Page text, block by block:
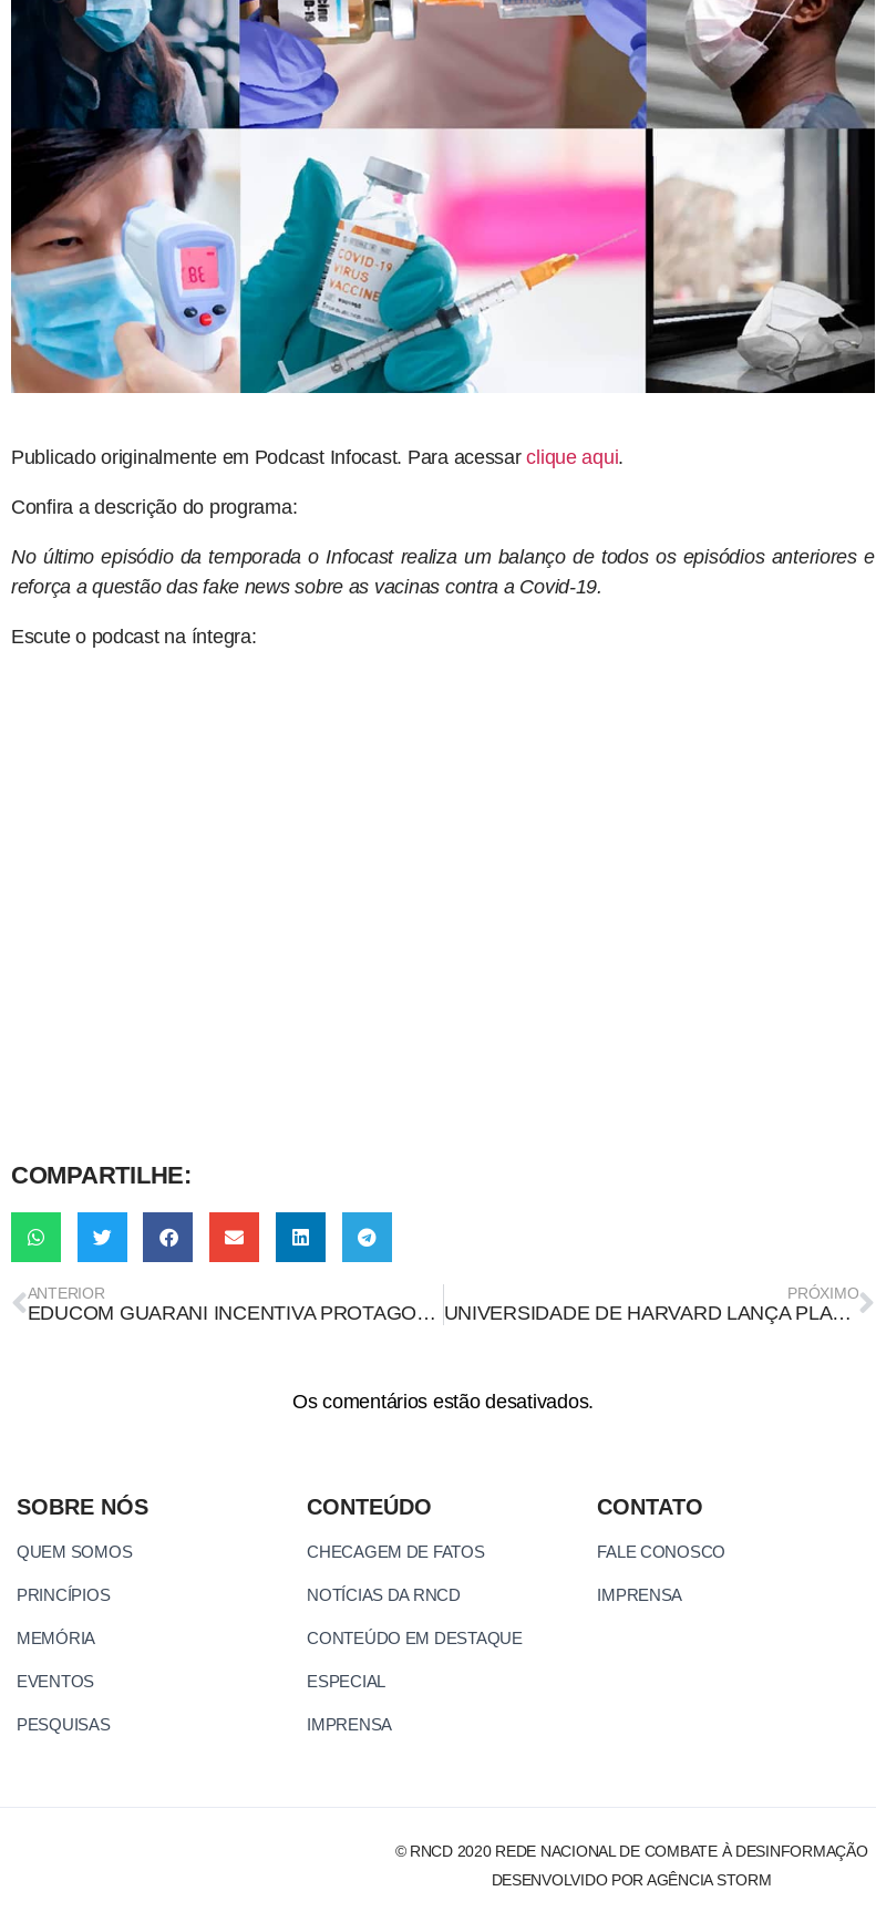
Publicado originalmente em Podcast Infocast. Para acessarclique aqui.
Confira a descrição do programa:
No último episódio da temporada o Infocast realiza um balanço de todos os episódios anteriores e
reforça a questão das fake news sobre as vacinas contra a Covid-19.
Escute o podcast na íntegra:
COMPARTILHE:
ANTERIOR
EDUCOM GUARANI INCENTIVA PROTAGONISMO INDÍGENA EM TEMPOS DE PANDEMIA
PRÓXIMO
UNIVERSIDADE DE HARVARD LANÇA PLATAFORMA DIGITAL SOBRE DESINFORMAÇÃO E MANIPULAÇÃO MIDIÁTICA
Os comentários estão desativados.
SOBRE NÓS
QUEM SOMOS
PRINCÍPIOS
MEMÓRIA
EVENTOS
PESQUISAS
CONTEÚDO
CHECAGEM DE FATOS
NOTÍCIAS DA RNCD
CONTEÚDO EM DESTAQUE
ESPECIAL
IMPRENSA
CONTATO
FALE CONOSCO
IMPRENSA
© RNCD 2020 REDE NACIONAL DE COMBATE À DESINFORMAÇÃO
DESENVOLVIDO POR AGÊNCIA STORM